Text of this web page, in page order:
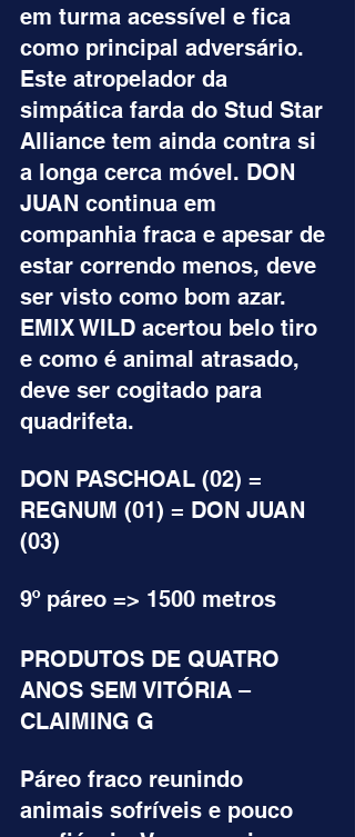
em turma acessível e fica
como principal adversário.
Este atropelador da
simpática farda do Stud Star
Alliance tem ainda contra si
a longa cerca móvel. DON
JUAN continua em
companhia fraca e apesar de
estar correndo menos, deve
ser visto como bom azar.
EMIX WILD acertou belo tiro
e como é animal atrasado,
deve ser cogitado para
quadrifeta.
DON PASCHOAL (02) =
REGNUM (01) = DON JUAN
(03)
9º páreo => 1500 metros
PRODUTOS DE QUATRO
ANOS SEM VITÓRIA –
CLAIMING G
Páreo fraco reunindo
animais sofríveis e pouco